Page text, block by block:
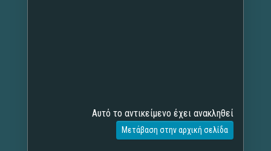
Αυτό το αντικείμενο έχει ανακληθεί
Μετάβαση στην αρχική σελίδα